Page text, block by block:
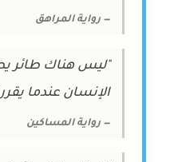
— رواية المراهق
"ليس هناك طائر
الإنسان عندما
— رواية المساكين